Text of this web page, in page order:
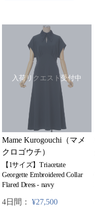
入荷リクエスト受付中
Mame Kurogouchi（マメ
クロゴウチ）
【1サイズ】Triacetate
Georgette Embroidered Collar
Flared Dress - navy
4日間： ¥27,500